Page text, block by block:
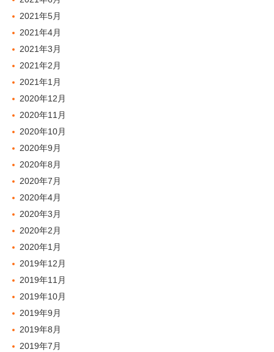
2021年5月
2021年4月
2021年3月
2021年2月
2021年1月
2020年12月
2020年11月
2020年10月
2020年9月
2020年8月
2020年7月
2020年4月
2020年3月
2020年2月
2020年1月
2019年12月
2019年11月
2019年10月
2019年9月
2019年8月
2019年7月